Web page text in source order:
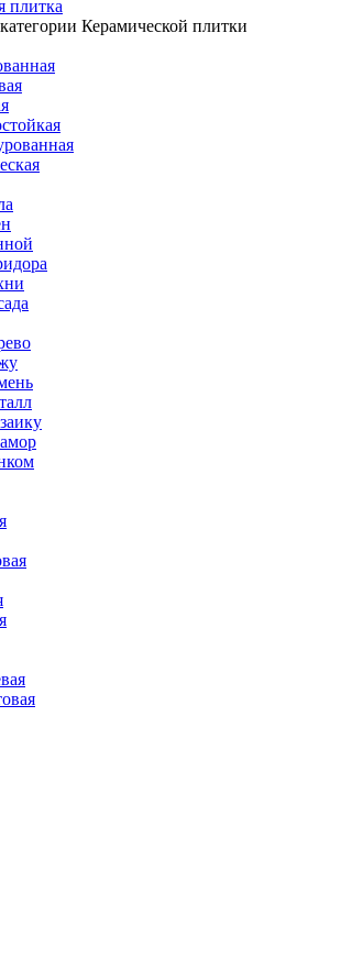
плитка
Керамической плитки